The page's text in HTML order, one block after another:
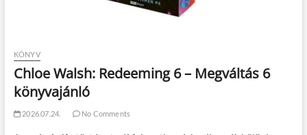
KÖNYV
Chloe Walsh: Redeeming 6 – Megváltás 6
könyvajánló
2026.07.24. No Comments